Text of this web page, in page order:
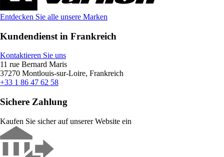
Entdecken Sie alle unsere Marken
Kundendienst in Frankreich
Kontaktieren Sie uns
11 rue Bernard Maris
37270 Montlouis-sur-Loire, Frankreich
+33 1 86 47 62 58
Sichere Zahlung
Kaufen Sie sicher auf unserer Website ein